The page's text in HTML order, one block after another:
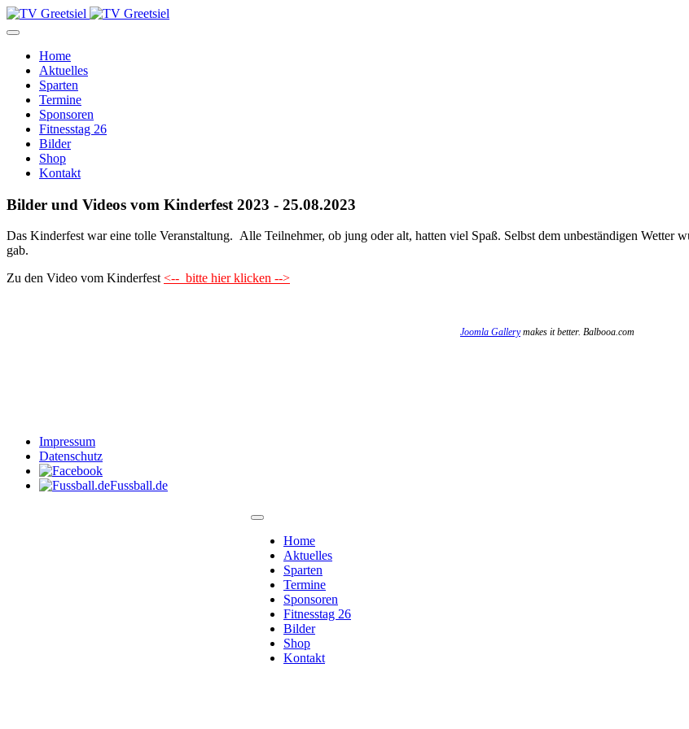
Home
Aktuelles
Sparten
Termine
Sponsoren
Fitnesstag 26
Bilder
Shop
Kontakt
Bilder und Videos vom Kinderfest 2023 - 25.08.2023
Das Kinderfest war eine tolle Veranstaltung. Alle Teilnehmer, ob jung oder alt, hatten viel Spaß. Selbst dem unbeständigen Wetter
gab.
Zu den Video vom Kinderfest<-- bitte hier klicken -->
Joomla Gallerymakes it better. Balbooa.com
Impressum
Datenschutz
Fussball.de
Home
Aktuelles
Sparten
Termine
Sponsoren
Fitnesstag 26
Bilder
Shop
Kontakt